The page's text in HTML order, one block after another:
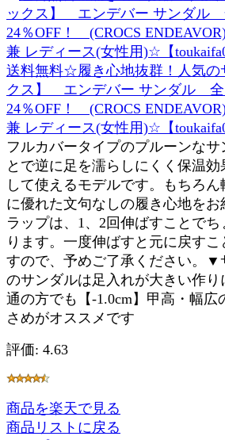
送料無料☆履き心地抜群！人気
クス】 エンデバー サンダル
24％OFF！ (CROCS
兼 レディース(女性用)☆【
フルカバータイプのプルーンなサ
とで逆に足を濡らしにくく保温
して使えるモデルです。もちろ
に優れた文句なしの履き心地を
ラップは、1、2回伸ばすことで
ります。一度伸ばすと元に戻すこ
すので、予めご了承ください。
のサンダルは足入れが大きい作
通の方でも【-1.0cm】甲高・幅広
さめがオススメです
評価: 4.63
商品を楽天で見る
商品リストに戻る